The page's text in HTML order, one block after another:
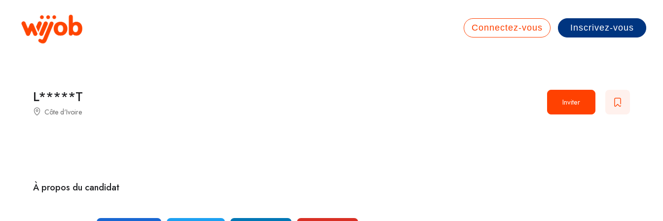
Connectez-vous Inscrivez-vous
L*****T
Côte d'Ivoire
Inviter
À propos du candidat